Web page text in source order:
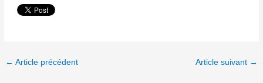
← Article précédent Article suivant →